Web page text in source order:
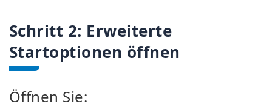
Schritt 2: Erweiterte
Startoptionen öffnen
Öffnen Sie: